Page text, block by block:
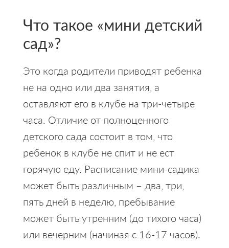
Что такое «мини детский
сад»?
Это когда родители приводят ребенка
не на одно или два занятия, а
оставляют его в клубе на три-четыре
часа. Отличие от полноценного
детского сада состоит в том, что
ребенок в клубе не спит и не ест
горячую еду. Расписание мини-садика
может быть различным – два, три,
пять дней в неделю, пребывание
может быть утренним (до тихого часа)
или вечерним (начиная с 16-17 часов).